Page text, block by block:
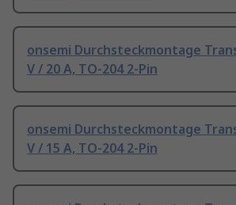
onsemi Durchsteckmontage
V / 20 A, TO-204 2-Pin
onsemi Durchsteckmontage
V / 15 A, TO-204 2-Pin